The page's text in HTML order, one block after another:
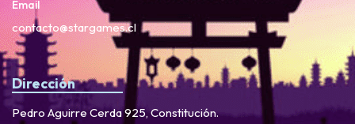
Email
contacto@stargames.cl
Dirección
Pedro Aguirre Cerda 925, Constitución.